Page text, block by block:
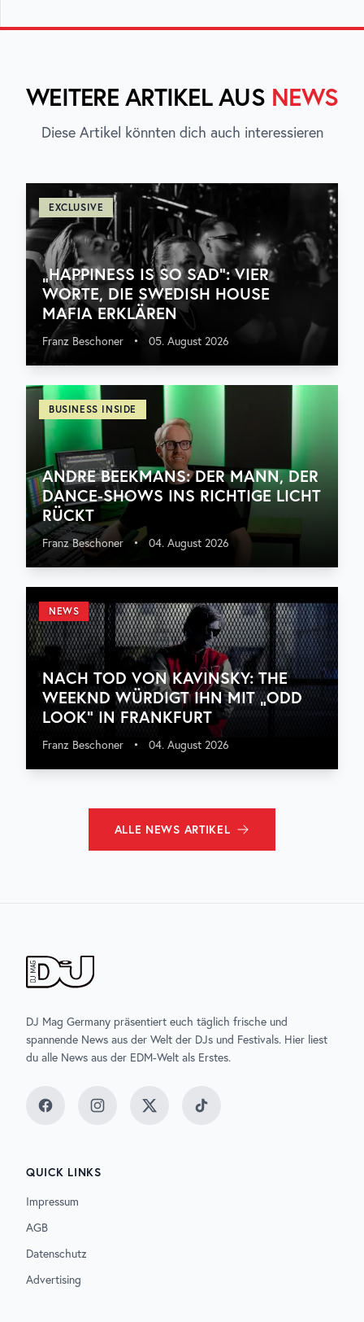
WEITERE ARTIKEL AUS NEWS
Diese Artikel könnten dich auch interessieren
EXCLUSIVE
„HAPPINESS IS SO SAD“: VIER
WORTE, DIE SWEDISH HOUSE
MAFIA ERKLÄREN
Franz Beschoner • 05. August 2026
BUSINESS INSIDE
ANDRE BEEKMANS: DER MANN, DER
DANCE-SHOWS INS RICHTIGE LICHT
RÜCKT
Franz Beschoner • 04. August 2026
NEWS
NACH TOD VON KAVINSKY: THE
WEEKND WÜRDIGT IHN MIT „ODD
LOOK“ IN FRANKFURT
Franz Beschoner • 04. August 2026
ALLE NEWS ARTIKEL
DJ Mag Germany präsentiert euch täglich frische und
spannende News aus der Welt der DJs und Festivals. Hier liest
du alle News aus der EDM-Welt als Erstes.
FacebookInstagramTwitter TikTok
QUICK LINKS
Impressum
AGB
Datenschutz
Advertising